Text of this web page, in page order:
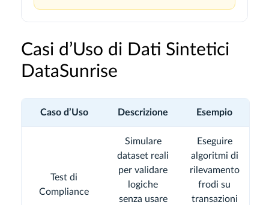
Casi d’Uso di Dati Sintetici
DataSunrise
Caso d’Uso Descrizione Esempio
Test di
Compliance
Simulare
dataset reali
per validare
logiche
senza usare
Eseguire
algoritmi di
rilevamento
frodi su
transazioni